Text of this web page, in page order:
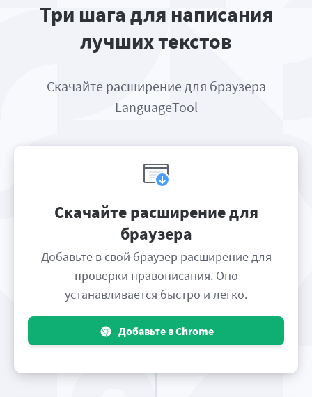
Три шага для написания
лучших текстов
Скачайте расширение для браузера
LanguageTool
Скачайте расширение для
браузера
Добавьте в свой браузер расширение для
проверки правописания. Оно
устанавливается быстро и легко.
Добавьте в Chrome